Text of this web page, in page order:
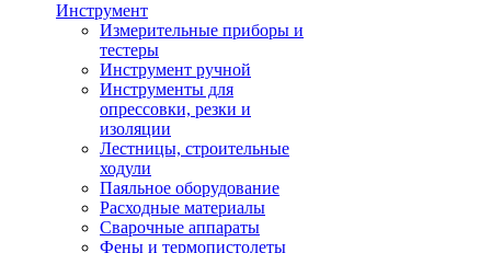
Инструмент
Измерительные приборы и
тестеры
Инструмент ручной
Инструменты для
опрессовки, резки и
изоляции
Лестницы, строительные
ходули
Паяльное оборудование
Расходные материалы
Сварочные аппараты
Фены и термопистолеты